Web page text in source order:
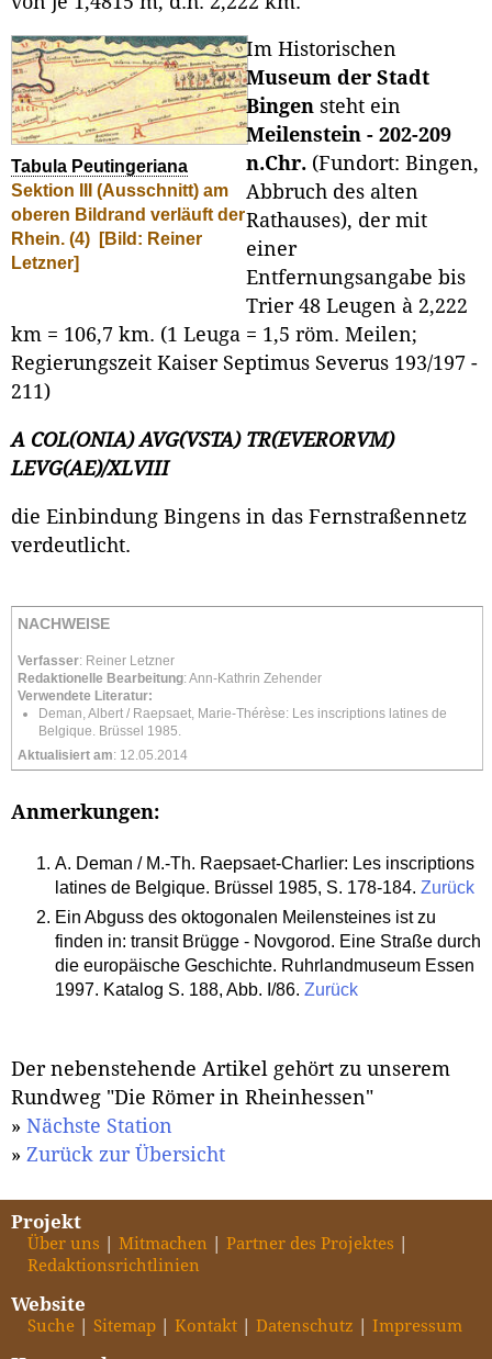
Tabula Peutingeriana
Sektion III (Ausschnitt) am
oberen Bildrand verläuft der
Rhein. (4)
[Bild: Reiner
Letzner]
Im Historischen
Museum der Stadt
Bingen steht ein
Meilenstein - 202-209
n.Chr. (Fundort: Bingen,
Abbruch des alten
Rathauses), der mit
einer
Entfernungsangabe bis
Trier 48 Leugen à 2,222
km = 106,7 km. (1 Leuga = 1,5 röm. Meilen;
Regierungszeit Kaiser Septimus Severus 193/197 -
211)
A COL(ONIA) AVG(VSTA) TR(EVERORVM)
LEVG(AE)/XLVIII
die Einbindung Bingens in das Fernstraßennetz
verdeutlicht.
NACHWEISE
Verfasser: Reiner Letzner
Redaktionelle Bearbeitung: Ann-Kathrin Zehender
Verwendete Literatur:
Deman, Albert / Raepsaet, Marie-Thérèse: Les inscriptions latines de
Belgique. Brüssel 1985.
Aktualisiert am: 12.05.2014
Anmerkungen:
A. Deman / M.-Th. Raepsaet-Charlier: Les inscriptions
latines de Belgique. Brüssel 1985, S. 178-184. Zurück
Ein Abguss des oktogonalen Meilensteines ist zu
finden in: transit Brügge - Novgorod. Eine Straße durch
die europäische Geschichte. Ruhrlandmuseum Essen
1997. Katalog S. 188, Abb. I/86. Zurück
Der nebenstehende Artikel gehört zu unserem
Rundweg "Die Römer in Rheinhessen"
» Nächste Station
» Zurück zur Übersicht
Projekt
Über uns Mitmachen
Partner des Projektes
Redaktionsrichtlinien
Website
Suche Sitemap Kontakt Datenschutz Impressum